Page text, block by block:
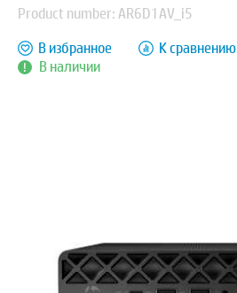
Product number: AR6D1AV_i5
В наличии
В избранное К сравнению